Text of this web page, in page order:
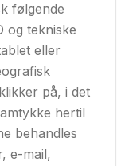
følgende
og tekniske
eller
på, i det
hertil
behandles
e-mail,